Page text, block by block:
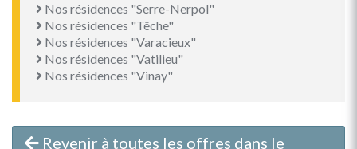
Nos résidences "Serre-Nerpol"
Nos résidences "Têche"
Nos résidences "Varacieux"
Nos résidences "Vatilieu"
Nos résidences "Vinay"
Revenir à toutes les offres dans le